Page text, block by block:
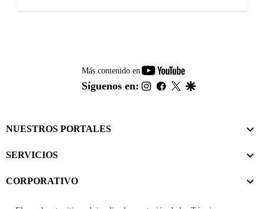
Más contenido en
youtube-
footer
Síguenos en: instagram
facebook
twitter
NUESTROS PORTALES
SERVICIOS
CORPORATIVO